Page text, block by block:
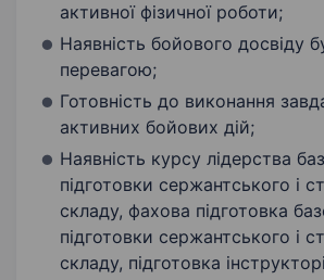
активної фізичної роботи;
Наявність бойового досвіду
перевагою;
Готовність до виконання
активних бойових дій;
Наявність курсу лідерства
підготовки сержантського і
складу, фахова підготовка
підготовки сержантського і
складу, підготовка